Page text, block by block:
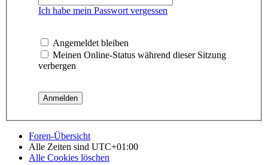
Ich habe mein Passwort vergessen
Angemeldet bleiben
Meinen Online-Status während dieser Sitzung
verbergen
Foren-Übersicht
Alle Zeiten sind UTC+01:00
Alle Cookies löschen